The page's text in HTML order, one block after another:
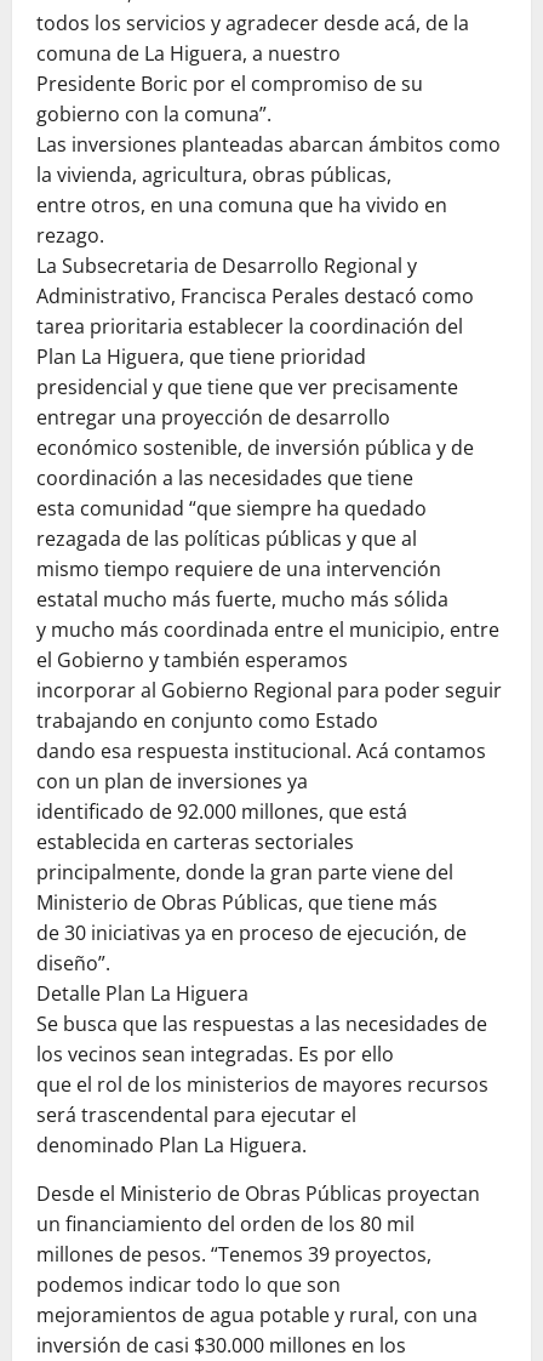
todos los servicios y agradecer desde acá, de la
comuna de La Higuera, a nuestro
Presidente Boric por el compromiso de su
gobierno con la comuna”.
Las inversiones planteadas abarcan ámbitos como
la vivienda, agricultura, obras públicas,
entre otros, en una comuna que ha vivido en
rezago.
La Subsecretaria de Desarrollo Regional y
Administrativo, Francisca Perales destacó como
tarea prioritaria establecer la coordinación del
Plan La Higuera, que tiene prioridad
presidencial y que tiene que ver precisamente
entregar una proyección de desarrollo
económico sostenible, de inversión pública y de
coordinación a las necesidades que tiene
esta comunidad “que siempre ha quedado
rezagada de las políticas públicas y que al
mismo tiempo requiere de una intervención
estatal mucho más fuerte, mucho más sólida
y mucho más coordinada entre el municipio, entre
el Gobierno y también esperamos
incorporar al Gobierno Regional para poder seguir
trabajando en conjunto como Estado
dando esa respuesta institucional. Acá contamos
con un plan de inversiones ya
identificado de 92.000 millones, que está
establecida en carteras sectoriales
principalmente, donde la gran parte viene del
Ministerio de Obras Públicas, que tiene más
de 30 iniciativas ya en proceso de ejecución, de
diseño”.
Detalle Plan La Higuera
Se busca que las respuestas a las necesidades de
los vecinos sean integradas. Es por ello
que el rol de los ministerios de mayores recursos
será trascendental para ejecutar el
denominado Plan La Higuera.
Desde el Ministerio de Obras Públicas proyectan
un financiamiento del orden de los 80 mil
millones de pesos. “Tenemos 39 proyectos,
podemos indicar todo lo que son
mejoramientos de agua potable y rural, con una
inversión de casi $30.000 millones en los